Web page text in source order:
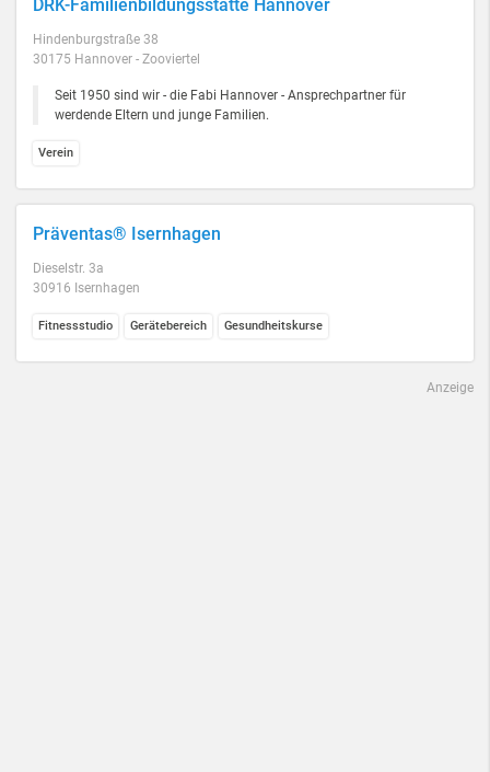
DRK-Familienbildungsstätte Hannover
Hindenburgstraße 38
30175 Hannover - Zooviertel
Seit 1950 sind wir - die Fabi Hannover - Ansprechpartner für
werdende Eltern und junge Familien.
Verein
Präventas® Isernhagen
Dieselstr. 3a
30916 Isernhagen
Fitnessstudio Gerätebereich Gesundheitskurse
Anzeige